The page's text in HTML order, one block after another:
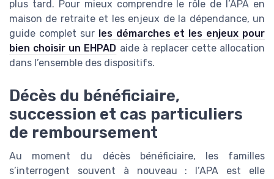
plus tard. Pour mieux comprendre le rôle de l’APA en
maison de retraite et les enjeux de la dépendance, un
guide complet sur les démarches et les enjeux pour
bien choisir un EHPAD aide à replacer cette allocation
dans l’ensemble des dispositifs.
Décès du bénéficiaire,
succession et cas particuliers
de remboursement
Au moment du décès bénéficiaire, les familles
s’interrogent souvent à nouveau : l’APA est elle